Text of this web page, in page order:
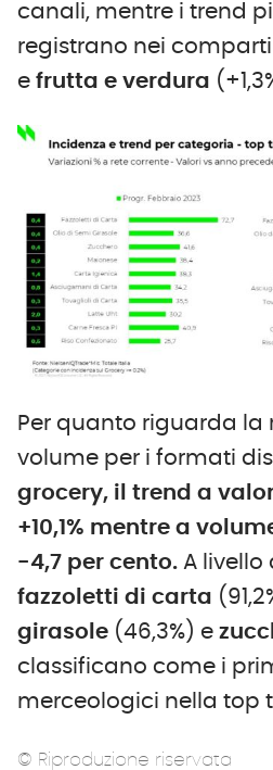
canali, mentre i trend
registrano nei comparti
e frutta e verdura
Per quanto riguarda la
volume per i formati
grocery, il trend a
+10,1% mentre a
-4,7 per cento. A livello
fazzoletti di carta
girasole (46,3%) e
classificano come i
merceologici nella top
© Riproduzione riservata